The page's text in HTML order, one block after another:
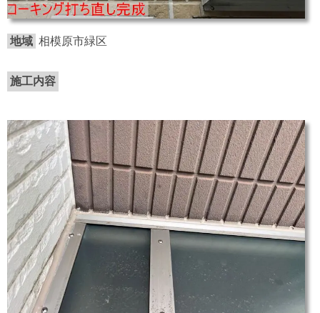
地域 相模原市緑区
施工内容